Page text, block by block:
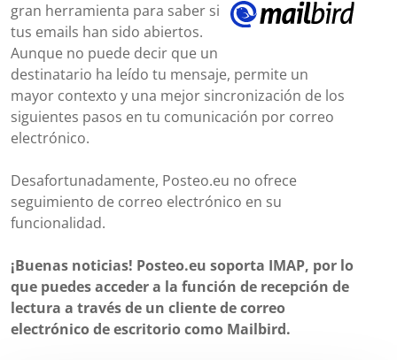
gran herramienta para saber si
tus emails han sido abiertos.
Aunque no puede decir que un
destinatario ha leído tu mensaje, permite un
mayor contexto y una mejor sincronización de los
siguientes pasos en tu comunicación por correo
electrónico.
Desafortunadamente, Posteo.eu no ofrece
seguimiento de correo electrónico en su
funcionalidad.
¡Buenas noticias! Posteo.eu soporta IMAP, por lo
que puedes acceder a la función de recepción de
lectura a través de un cliente de correo
electrónico de escritorio como Mailbird.